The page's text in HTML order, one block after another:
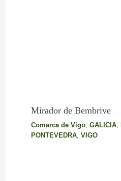
Mirador de Bembrive
Comarca de Vigo, GALICIA,
PONTEVEDRA, VIGO